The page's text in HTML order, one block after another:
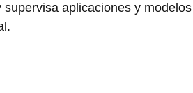
supervisa aplicaciones y modelos